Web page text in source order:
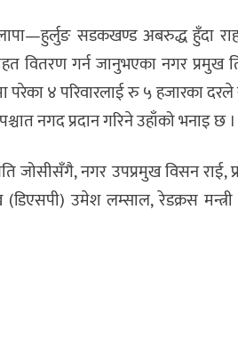
सडकखण्ड अबरुद्ध हुँदा
वितरण गर्न जानुभएका नगर प्रमुख
४ परिवारलाई रु ५ हजारका दरले
नगद प्रदान गरिने उहाँको भनाइ छ ।
जोसीसँगै, नगर उपप्रमुख विसन
(डिएसपी) उमेश लम्साल, रेडक्रस